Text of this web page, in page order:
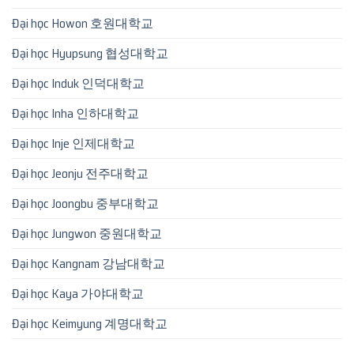
Đại học Howon 호원대학교
Đại học Hyupsung 협성대학교
Đại học Induk 인덕대학교
Đại học Inha 인하대학교
Đại học Inje 인제대학교
Đại học Jeonju 전주대학교
Đại học Joongbu 중부대학교
Đại học Jungwon 중원대학교
Đại học Kangnam 강남대학교
Đại học Kaya 가야대학교
Đại học Keimyung 계명대학교